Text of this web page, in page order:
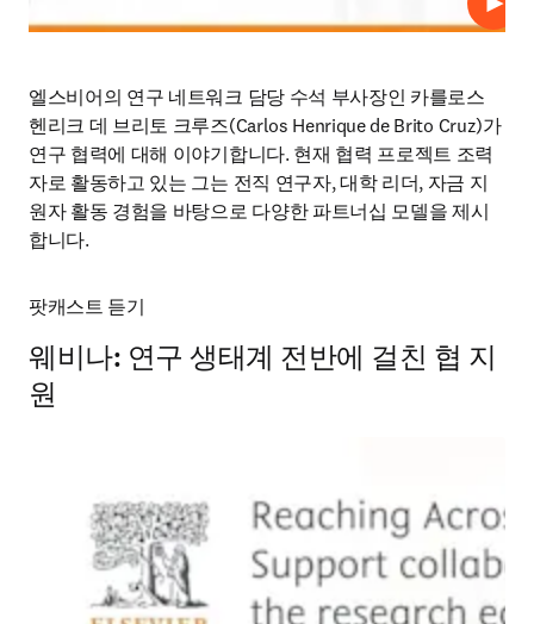
재생
엘스비어의 연구 네트워크 담당 수석 부사장인 카를로스
헨리크 데 브리토 크루즈(Carlos Henrique de Brito Cruz)가
연구 협력에 대해 이야기합니다. 현재 협력 프로젝트 조력
자로 활동하고 있는 그는 전직 연구자, 대학 리더, 자금 지
원자 활동 경험을 바탕으로 다양한 파트너십 모델을 제시
합니다.
팟캐스트 듣기
웨비나: 연구 생태계 전반에 걸친 협 지
원